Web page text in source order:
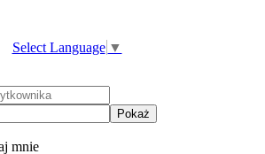
Select Language ▼
Pokaż
mnie